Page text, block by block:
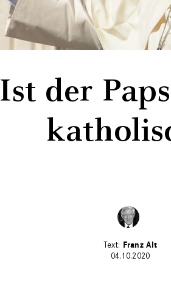
Ist der
Franz Alt
04.10.2020